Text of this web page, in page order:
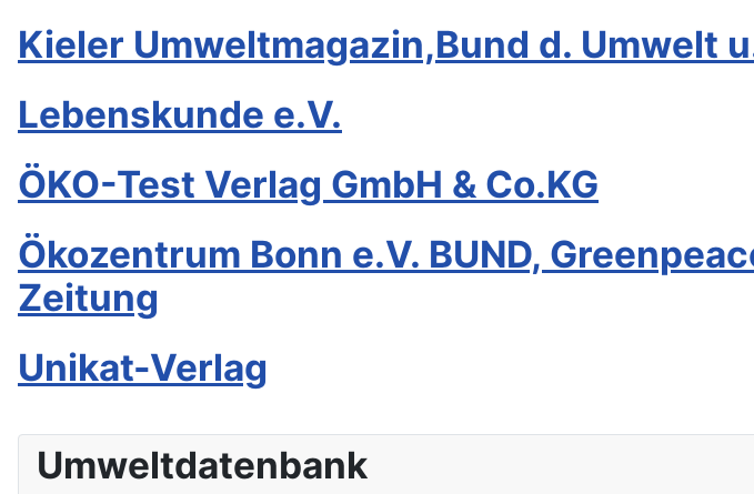
Kieler Umweltmagazin,Bund d. Umwelt
Lebenskunde e.V.
ÖKO-Test Verlag GmbH & Co.KG
Ökozentrum Bonn e.V. BUND,
Zeitung
Unikat-Verlag
Umweltdatenbank